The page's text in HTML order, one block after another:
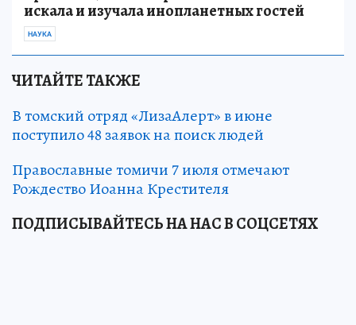
искала и изучала инопланетных гостей
НАУКА
ЧИТАЙТЕ ТАКЖЕ
В томский отряд «ЛизаАлерт» в июне
поступило 48 заявок на поиск людей
Православные томичи 7 июля отмечают
Рождество Иоанна Крестителя
ПОДПИСЫВАЙТЕСЬ НА НАС В СОЦСЕТЯХ